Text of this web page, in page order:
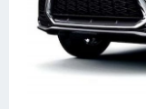
Русские авто
Вольво
БМВ